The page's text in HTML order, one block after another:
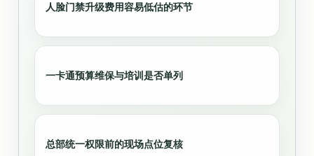
人脸门禁升级费用容易低估的环节
一卡通预算维保与培训是否单列
总部统一权限前的现场点位复核